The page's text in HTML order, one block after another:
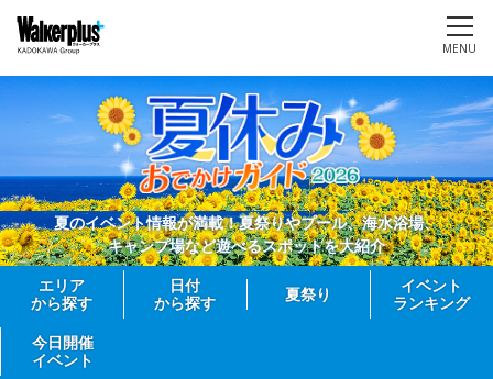
MENU
夏のイベント情報が満載！夏祭りやプール、海水浴場、
キャンプ場など遊べるスポットを大紹介
エリア
から探す
日付
から探す
夏祭り
イベント
ランキング
今日開催
イベント